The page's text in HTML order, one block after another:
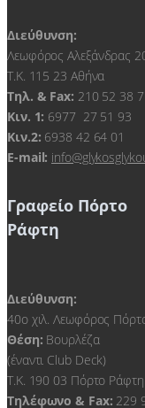
Διεύθυνση:
Λεωφόρος Αλεξάνδρας
Τ.Κ. 115 23 Αθήνα
Τηλ. & Fax: 210 52 38
Kιν. 1: 6977 27 51 93
Κιν.2: 6938 42 64 01
E-mail:
Γραφείο Πόρτο
Ράφτη
Διεύθυνση:
40ο χιλ. Λεωφόρος
Θέση: Βουρλέζα
(έναντι Club Deck)
Τ.Κ. 190 03 Πόρτο
Τηλέφωνο & Fax: 229